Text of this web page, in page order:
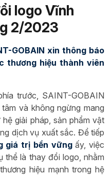
logo Vĩnh
2/2023
GOBAIN xin thông báo
thương hiệu thành viên
trước, SAINT-GOBAIN
và không ngừng mang
giải pháp, sản phẩm vật
dịch vụ xuất sắc. Để tiếp
giá trị bền vữngấy, việc
thể là thay đổi logo, nhằm
hiệu mạnh trong hệ